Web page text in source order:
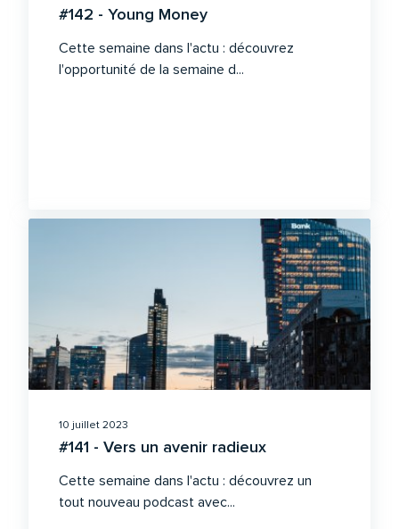
#142 - Young Money
Cette semaine dans l'actu : découvrez
l'opportunité de la semaine d...
10 juillet 2023
#141 - Vers un avenir radieux
Cette semaine dans l'actu : découvrez un
tout nouveau podcast avec...